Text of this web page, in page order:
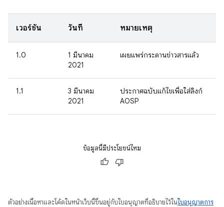
เวอร์ชัน วันที่ หมายเหตุ
1.0
1 มีนาคม
2021
เผยแพร่กระดานข่าวสารแล้ว
1.1
3 มีนาคม
2021
ประกาศฉบับแก้ไขเพื่อใส่ลิงก์
AOSP
ข้อมูลนี้มีประโยชน์ไหม
ตัวอย่างเนื้อหาและโค้ดในหน้าเว็บนี้ขึ้นอยู่กับใบอนุญาตที่อธิบายไว้ในใบอนุญาตการ